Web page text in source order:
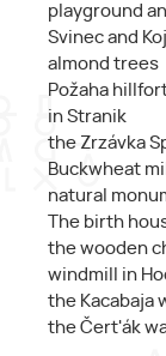
playground
Svinec and
almond trees
Požaha
in Stranik
the Zrzávka
Buckwheat
natural
The birth
the wooden
windmill in
the Kacabaja
the Čert'ák